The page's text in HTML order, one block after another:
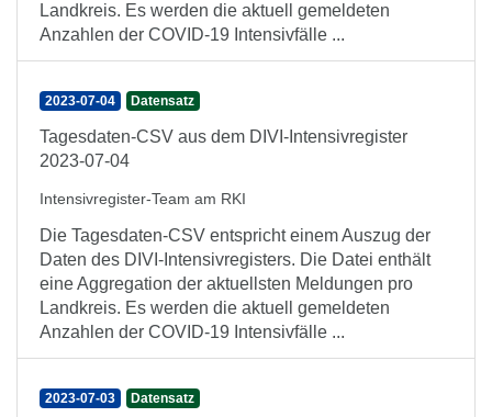
Landkreis. Es werden die aktuell gemeldeten
Anzahlen der COVID-19 Intensivfälle ...
2023-07-04 Datensatz
Tagesdaten-CSV aus dem DIVI-Intensivregister
2023-07-04
Intensivregister-Team am RKI
Die Tagesdaten-CSV entspricht einem Auszug der
Daten des DIVI-Intensivregisters. Die Datei enthält
eine Aggregation der aktuellsten Meldungen pro
Landkreis. Es werden die aktuell gemeldeten
Anzahlen der COVID-19 Intensivfälle ...
2023-07-03 Datensatz